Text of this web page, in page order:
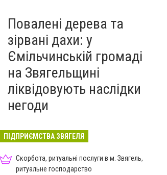
Повалені дерева та
зірвані дахи: у
Ємільчинській громаді
на Звягельщині
ліквідовують наслідки
негоди
ПІДПРИЄМСТВА ЗВЯГЕЛЯ
Скорбота, ритуальні послуги в м. Звягель,
ритуальне господарство